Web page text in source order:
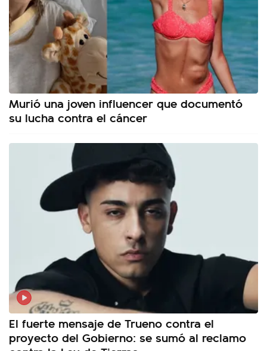
Murió una joven influencer que documentó
su lucha contra el cáncer
El fuerte mensaje de Trueno contra el
proyecto del Gobierno: se sumó al reclamo